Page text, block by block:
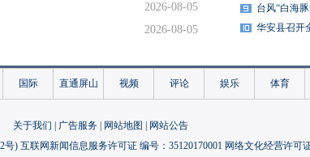
2026-08-05
2026-08-05
2026-08-04
2026-08-04
2026-08-04
台风“白海
华安县召开
国际 直通屏山 视频 评论 娱乐 体育
关于我们 广告服务 网站地图
网站公告
号) 互联网新闻信息服务许可证 编号：35120170001 网络文化经营许可